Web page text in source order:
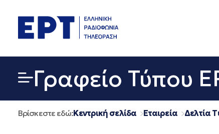
περιεχόμενο
Γραφείο Τύπου
Βρίσκεστε εδώ:Κεντρική σελίδα Εταιρεία Δελτία